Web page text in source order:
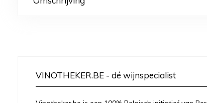
VINOTHEKER.BE - dé wijnspecialist